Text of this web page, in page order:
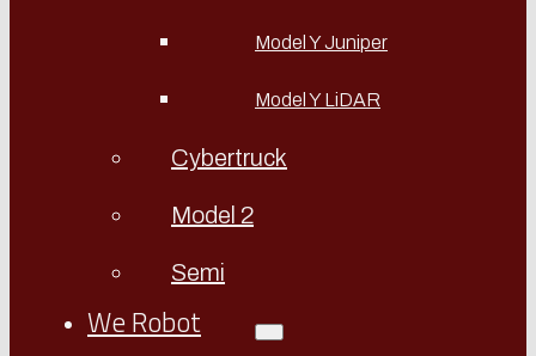
Model Y Juniper
Model Y LiDAR
Cybertruck
Model 2
Semi
We Robot